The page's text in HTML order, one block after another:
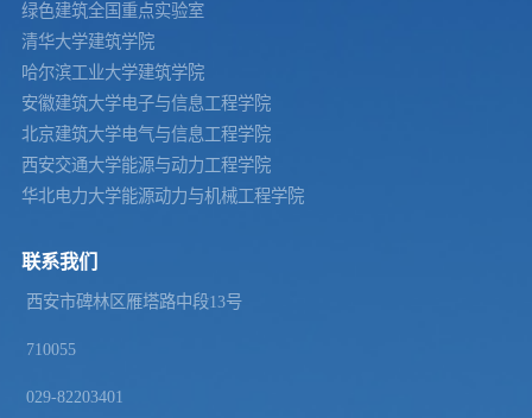
绿色建筑全国重点实验室
清华大学建筑学院
哈尔滨工业大学建筑学院
安徽建筑大学电子与信息工程学院
北京建筑大学电气与信息工程学院
西安交通大学能源与动力工程学院
华北电力大学能源动力与机械工程学院
联系我们
西安市碑林区雁塔路中段13号
710055
029-82203401